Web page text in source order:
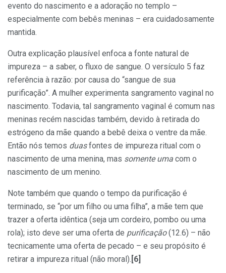
evento do nascimento e a adoração no templo –
especialmente com bebês meninas – era cuidadosamente
mantida.
Outra explicação plausível enfoca a fonte natural de
impureza – a saber, o fluxo de sangue. O versículo 5 faz
referência à razão: por causa do “sangue de sua
purificação”. A mulher experimenta sangramento vaginal no
nascimento. Todavia, tal sangramento vaginal é comum nas
meninas recém nascidas também, devido à retirada do
estrógeno da mãe quando a bebê deixa o ventre da mãe.
Então nós temos duasfontes de impureza ritual com o
nascimento de uma menina, mas somente uma com o
nascimento de um menino.
Note também que quando o tempo da purificação é
terminado, se “por um filho ou uma filha”, a mãe tem que
trazer a oferta idêntica (seja um cordeiro, pombo ou uma
rola); isto deve ser uma oferta de purificação(12.6) – não
tecnicamente uma oferta de pecado – e seu propósito é
retirar a impureza ritual (não moral). [6]